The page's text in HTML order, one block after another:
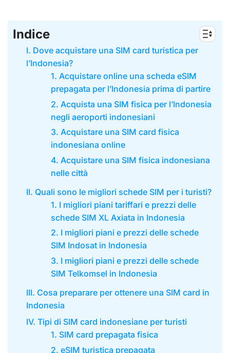
Indice
I. Dove acquistare una SIM card turistica per
l’Indonesia?
1. Acquistare online una scheda eSIM
prepagata per l’Indonesia prima di partire
2. Acquista una SIM fisica per l’Indonesia
negli aeroporti indonesiani
3. Acquistare una SIM card fisica
indonesiana online
4. Acquistare una SIM fisica indonesiana
nelle città
II. Quali sono le migliori schede SIM per i turisti?
1. I migliori piani tariffari e prezzi delle
schede SIM XL Axiata in Indonesia
2. I migliori piani e prezzi delle schede
SIM Indosat in Indonesia
3. I migliori piani e prezzi delle schede
SIM Telkomsel in Indonesia
III. Cosa preparare per ottenere una SIM card in
Indonesia
IV. Tipi di SIM card indonesiane per turisti
1. SIM card prepagata fisica
2. eSIM turistica prepagata